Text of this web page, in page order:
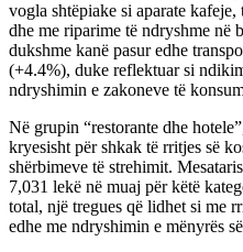
vogla shtëpiake si aparate
dhe me riparime të ndryshme në
dukshme kanë pasur edhe
(+4.4%), duke reflektuar si
ndryshimin e zakoneve të
Në grupin “restorante dhe
kryesisht për shkak të rritjes së
shërbimeve të strehimit.
7,031 lekë në muaj për këtë
total, një tregues që lidhet si me
edhe me ndryshimin e mënyrës